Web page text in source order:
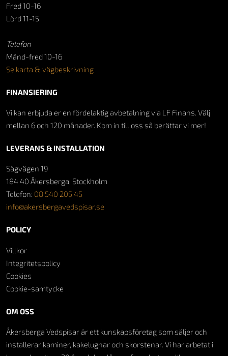
OM OSS
Åkersberga Vedspisar är ett kunskapsföretag som säljer och
installerar kaminer, kakelugnar och skorstenar. Vi har arbetat i
Fred 10-16
Lörd 11-15
Telefon
Månd-fred 10-16
Se karta & vägbeskrivning
FINANSIERING
Vi kan erbjuda er en fördelaktig avbetalning via LF Finans. Välj
mellan 6 och 120 månader. Kom in till oss så berättar vi mer!
LEVERANS & INSTALLATION
Sågvägen 19
184 40 Åkersberga, Stockholm
Telefon: 08 540 205 45
info@akersbergavedspisar.se
POLICY
Villkor
Integritetspolicy
Cookies
Cookie-samtycke